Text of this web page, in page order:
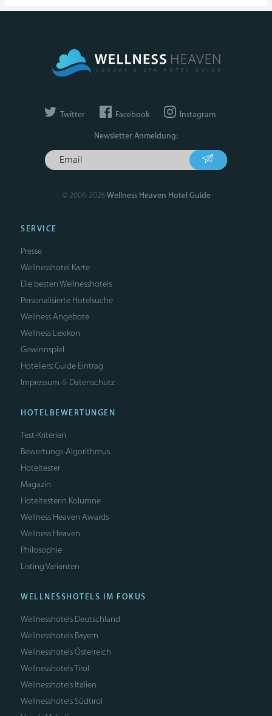
Twitter Facebook Instagram
Newsletter Anmeldung:
© 2006-2026Wellness Heaven Hotel Guide
SERVICE
Presse
Wellnesshotel Karte
Die besten Wellnesshotels
Personalisierte Hotelsuche
Wellness Angebote
Wellness Lexikon
Gewinnspiel
Hoteliers: Guide Eintrag
Impressum & Datenschutz
HOTELBEWERTUNGEN
Test-Kriterien
Bewertungs-Algorithmus
Hoteltester
Magazin
Hoteltesterin Kolumne
Wellness Heaven Awards
Wellness Heaven
Philosophie
Listing Varianten
WELLNESSHOTELS IM FOKUS
Wellnesshotels Deutschland
Wellnesshotels Bayern
Wellnesshotels Österreich
Wellnesshotels Tirol
Wellnesshotels Italien
Wellnesshotels Südtirol